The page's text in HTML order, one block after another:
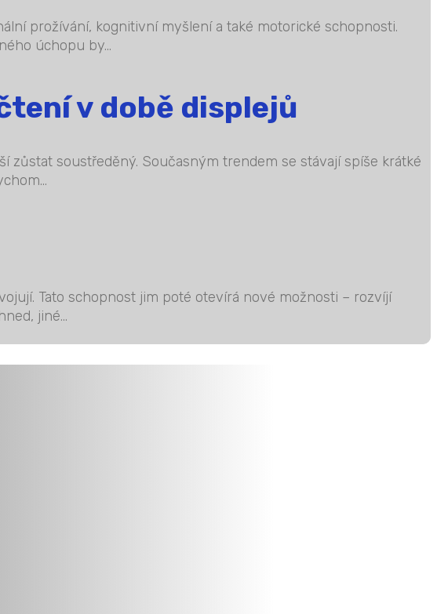
prožívání, kognitivní myšlení a také motorické schopnosti.
úchopu by...
v době displejů
zůstat soustředěný. Současným trendem se stávají spíše krátké
Tato schopnost jim poté otevírá nové možnosti – rozvíjí
jiné...